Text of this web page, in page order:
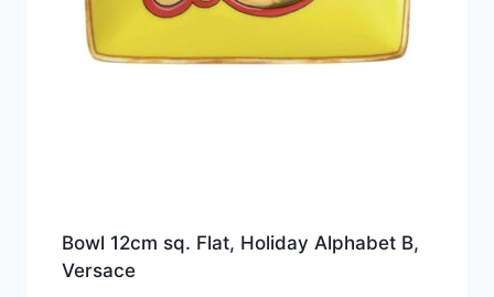
Bowl 12cm sq. Flat, Holiday Alphabet B,
Versace